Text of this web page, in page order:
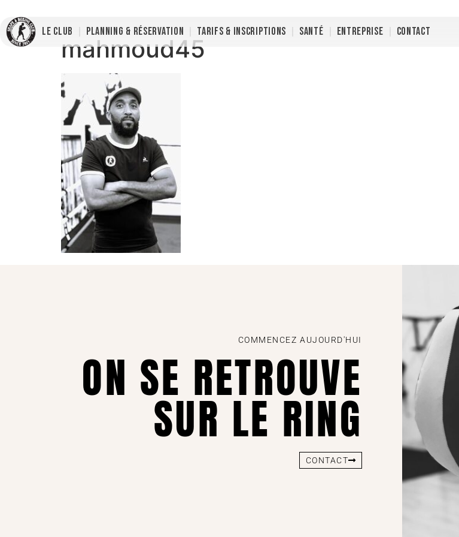
LE CLUB PLANNING & RÉSERVATION TARIFS & INSCRIPTIONS SANTÉ ENTREPRISE CONTACT
mahmoud45
COMMENCEZ AUJOURD'HUI
ON SE RETROUVE
SUR LE RING
CONTACT